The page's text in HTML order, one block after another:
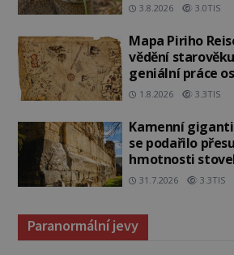
3.8.2026 3.0TIS
Mapa Piriho
vědění
geniální práce
admirála?
1.8.2026 3.3TIS
Kamenní giganti
se podařilo
hmotnosti
31.7.2026 3.3TIS
Paranormální jevy